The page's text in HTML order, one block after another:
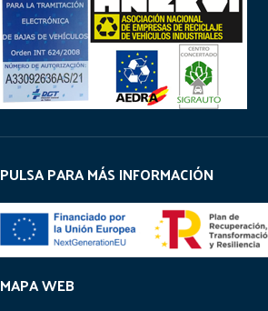
PULSA PARA MÁS INFORMACIÓN
MAPA WEB